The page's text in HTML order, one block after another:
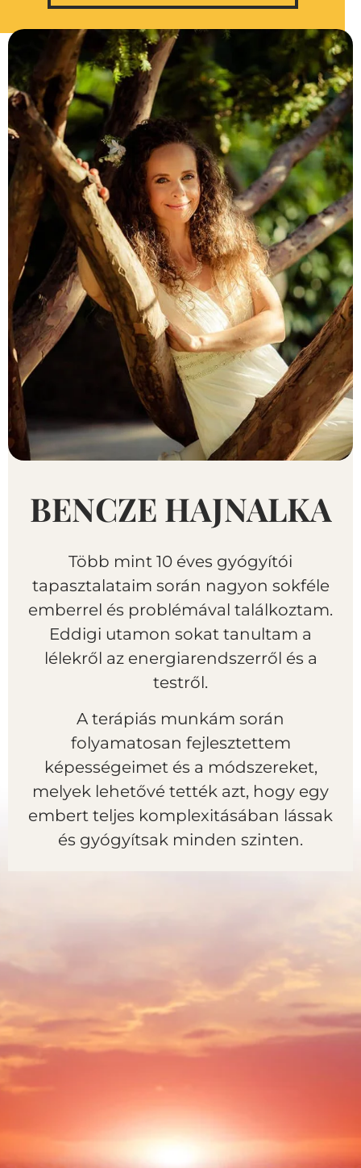
BENCZE HAJNALKA
Több mint 10 éves gyógyítói
tapasztalataim során nagyon sokféle
emberrel és problémával találkoztam.
Eddigi utamon sokat tanultam a
lélekről az energiarendszerről és a
testről.
A terápiás munkám során
folyamatosan fejlesztettem
képességeimet és a módszereket,
melyek lehetővé tették azt, hogy egy
embert teljes komplexitásában lássak
és gyógyítsak minden szinten.